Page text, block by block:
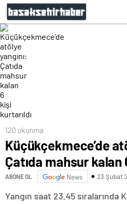
120 okunma
Küçükçekmece’de
Çatıda mahsur kalan
ABONE OL News 23 Şubat
Yangın saat 23.45 sıralarında